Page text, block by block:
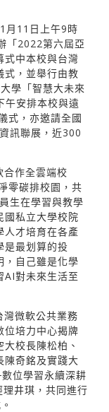
月11日上午9時
「2022第六屆亞
式中本校與台灣
式，並舉行由教
學「智慧大未來
安排本校與遠
式，亦邀請全國
訊聯展，近300
合作全雲端校
零碳排校園，共
生在學習與教學
國私立大學校院
人才培育在各產
是最划算的投
，自己雖是化學
AI對未來生活至
微軟公共業務
位培力中心揭牌
校長陳松柏、
陳奇銘及實踐大
位學習永續深耕
井琪，共同進行